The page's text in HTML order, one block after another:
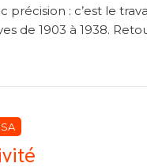
précision : c’est le
de 1903 à 1938.